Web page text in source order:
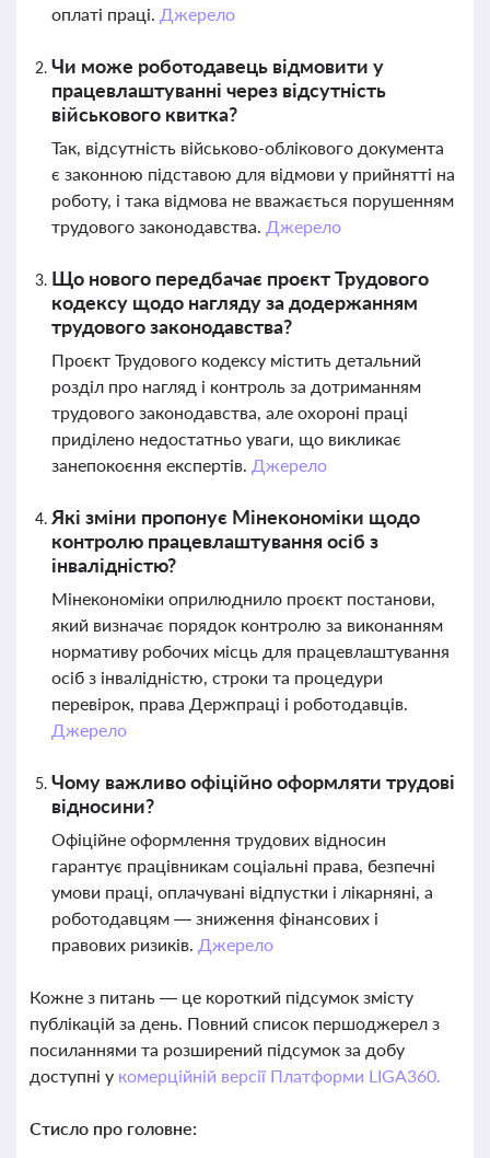
оплаті праці. Джерело
Чи може роботодавець відмовити у
працевлаштуванні через відсутність
військового квитка?
Так, відсутність військово-облікового документа
є законною підставою для відмови у прийнятті на
роботу, і така відмова не вважається порушенням
трудового законодавства. Джерело
Що нового передбачає проєкт Трудового
кодексу щодо нагляду за додержанням
трудового законодавства?
Проєкт Трудового кодексу містить детальний
розділ про нагляд і контроль за дотриманням
трудового законодавства, але охороні праці
приділено недостатньо уваги, що викликає
занепокоєння експертів. Джерело
Які зміни пропонує Мінекономіки щодо
контролю працевлаштування осіб з
інвалідністю?
Мінекономіки оприлюднило проєкт постанови,
який визначає порядок контролю за виконанням
нормативу робочих місць для працевлаштування
осіб з інвалідністю, строки та процедури
перевірок, права Держпраці і роботодавців.
Джерело
Чому важливо офіційно оформляти трудові
відносини?
Офіційне оформлення трудових відносин
гарантує працівникам соціальні права, безпечні
умови праці, оплачувані відпустки і лікарняні, а
роботодавцям — зниження фінансових і
правових ризиків. Джерело
Кожне з питань — це короткий підсумок змісту
публікацій за день. Повний список першоджерел з
посиланнями та розширений підсумок за добу
доступні у комерційній версії Платформи LIGA360.
Стисло про головне: